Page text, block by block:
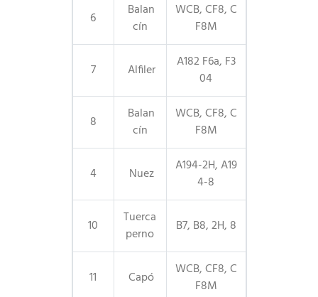
6
Balan
cín
WCB, CF8, C
F8M
7 Alfiler
A182 F6a, F3
04
8
Balan
cín
WCB, CF8, C
F8M
4 Nuez
A194-2H, A19
4-8
10
Tuerca
perno
B7, B8, 2H, 8
11 Capó
WCB, CF8, C
F8M